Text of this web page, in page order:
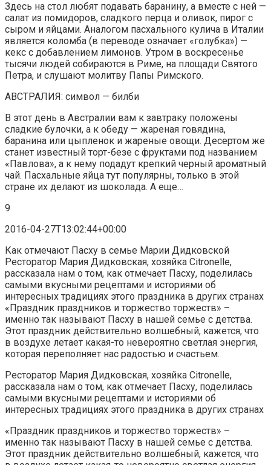
Здесь на стол любят подавать баранину, а вместе с ней —
салат из помидоров, сладкого перца и оливок, пирог с
сыром и яйцами. Аналогом пасхального кулича в Италии
является коломба (в переводе означает «голубка») —
кекс с добавлением лимонов. Утром в воскресенье
тысячи людей собираются в Риме, на площади Святого
Петра, и слушают молитву Папы Римского.
АВСТРАЛИЯ: символ — билби
В этот день в Австралии вам к завтраку положены
сладкие булочки, а к обеду — жареная говядина,
баранина или цыпленок и жареные овощи. Десертом же
станет известный торт-безе с фруктами под названием
«Павлова», а к нему подадут крепкий черный ароматный
чай. Пасхальные яйца тут популярны, только в этой
стране их делают из шоколада. А еще…
9
2016-04-27T13:02:44+00:00
Как отмечают Пасху в семье Марии Дидковской
Ресторатор Мария Дидковская, хозяйка Citronelle,
рассказала нам о том, как отмечает Пасху, поделилась
самыми вкусными рецептами и историями об
интересных традициях этого праздника в других странах
«Праздник праздников и торжество торжеств» –
именно так называют Пасху в нашей семье с детства.
Этот праздник действительно волшебный, кажется, что
в воздухе летает какая-то невероятно светлая энергия,
которая переполняет нас радостью и счастьем.
Ресторатор Мария Дидковская, хозяйка Citronelle,
рассказала нам о том, как отмечает Пасху, поделилась
самыми вкусными рецептами и историями об
интересных традициях этого праздника в других странах
«Праздник праздников и торжество торжеств» –
именно так называют Пасху в нашей семье с детства.
Этот праздник действительно волшебный, кажется, что